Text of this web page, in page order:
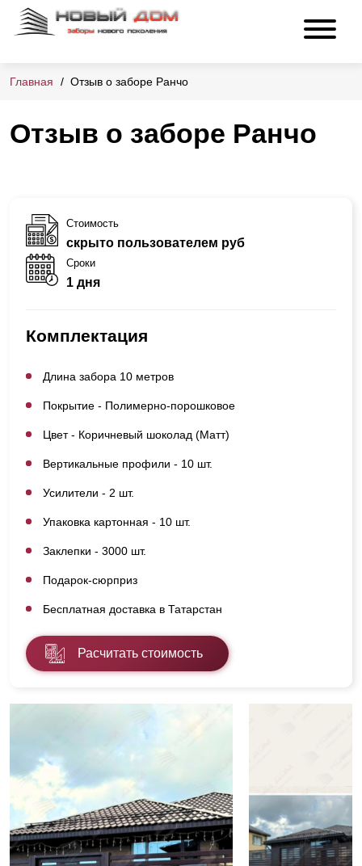
Главная Отзыв о заборе Ранчо
Отзыв о заборе Ранчо
Стоимость
скрыто пользователем руб
Сроки
1 дня
Комплектация
Длина забора 10 метров
Покрытие - Полимерно-порошковое
Цвет - Коричневый шоколад (Матт)
Вертикальные профили - 10 шт.
Усилители - 2 шт.
Упаковка картонная - 10 шт.
Заклепки - 3000 шт.
Подарок-сюрприз
Бесплатная доставка в Татарстан
Расчитать стоимость